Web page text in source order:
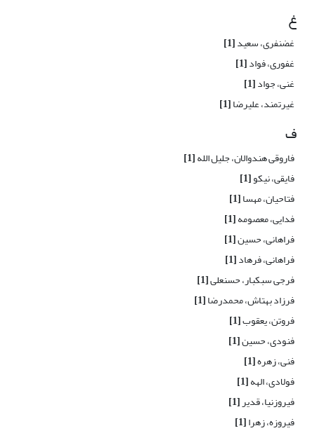
غ
غضنفری، سعید[1]
غفوری، فواد[1]
غنی، جواد[1]
غیرتمند، علیرضا[1]
ف
فاروقی هندوالان، جلیل الله[1]
فایقی، نیکو[1]
فتاحیان، مهسا[1]
فدایی، معصومه[1]
فراهانی، حسین[1]
فراهانی، فرهاد[1]
فرجی سبکبار، حسنعلی[1]
فرزاد بهتاش، محمدرضا[1]
فروتن، یعقوب[1]
فنودی‌، حسین[1]
فنی، زهره[1]
فولادی، الهه[1]
فیروزنیا، قدیر[1]
فیروزه، زهرا[1]